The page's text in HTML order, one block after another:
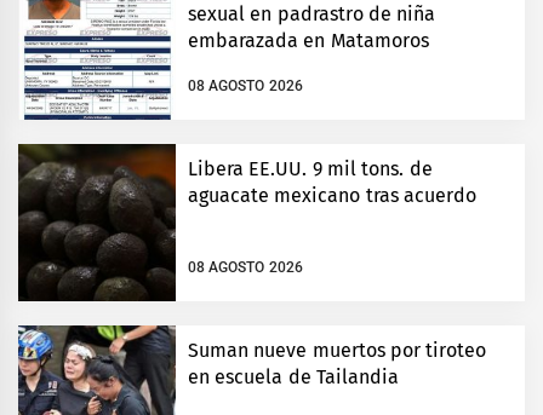
sexual en padrastro de niña
embarazada en Matamoros
08 AGOSTO 2026
Libera EE.UU. 9 mil tons. de
aguacate mexicano tras acuerdo
08 AGOSTO 2026
Suman nueve muertos por tiroteo
en escuela de Tailandia